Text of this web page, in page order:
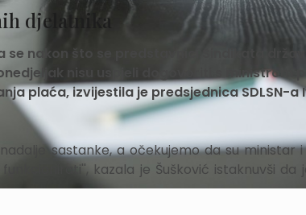
djelatnika
nakon što se predstavnici Sindikata
nisu uspjeli dogovoriti s ministrom
plaća, izvijestila je predsjednica SDLSN-a
sastanke, a očekujemo da su ministar
kazala je Šušković istaknuvši da